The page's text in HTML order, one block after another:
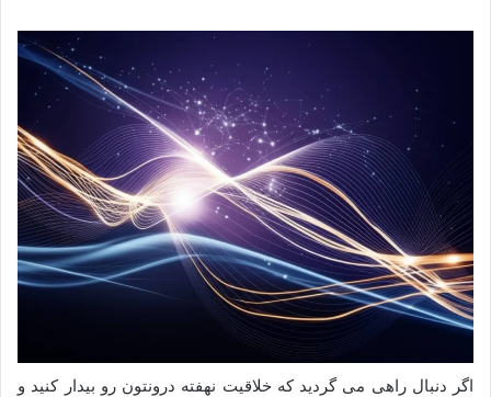
اگر دنبال راهی می گردید که خلاقیت نهفته درونتون رو بیدار کنید و